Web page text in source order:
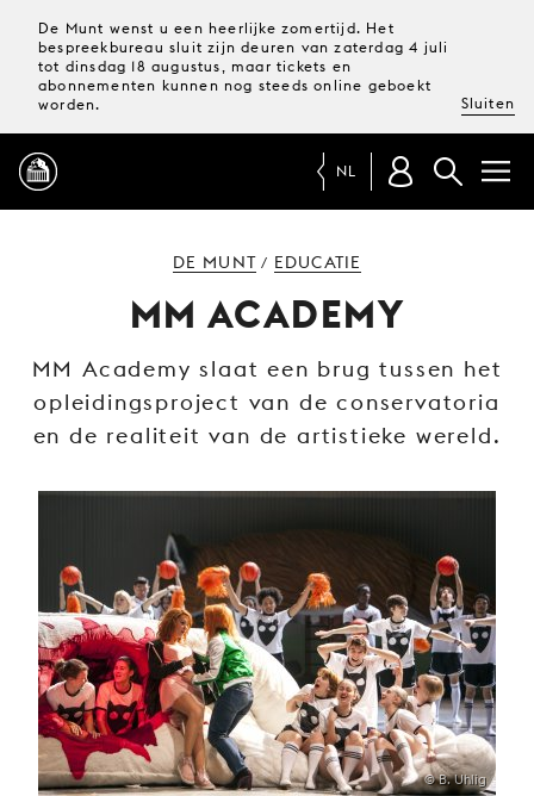
De Munt wenst u een heerlijke zomertijd. Het
bespreekbureau sluit zijn deuren van zaterdag 4 juli
tot dinsdag 18 augustus, maar tickets en
abonnementen kunnen nog steeds online geboekt
worden.
Sluiten
MAGAZINE
TICKETS &
BEZOEK
PUBLIEK
DE
MUNT
STEUN
ONS
NL
DE MUNT / EDUCATIE
MM ACADEMY
MM Academy slaat een brug tussen het
opleidingsproject van de conservatoria
en de realiteit van de artistieke wereld.
© B. Uhlig